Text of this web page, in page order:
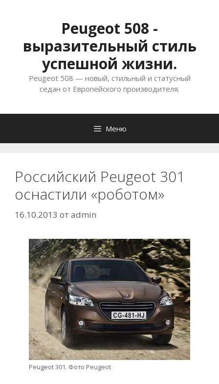
Peugeot 508 -
выразительный стиль
успешной жизни.
Peugeot 508 — новый, стильный и статусный
седан от Европейского производителя.
Меню
Российский Peugeot 301
оснастили «роботом»
16.10.2013 от admin
Peugeot 301. Фото Peugeot